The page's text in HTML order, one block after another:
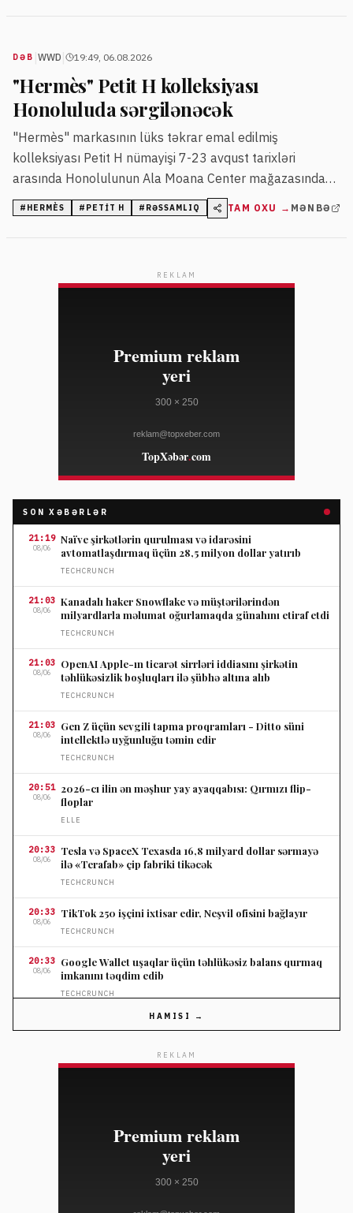
DƏB WWD 19:49, 06.08.2026
"Hermès" Petit H kolleksiyası
Honoluluda sərgilənəcək
"Hermès" markasının lüks təkrar emal edilmiş
kolleksiyası Petit H nümayişi 7-23 avqust tarixləri
arasında Honolulunun Ala Moana Center mağazasında
keçiriləcək. Sərgi yerli sənətkar Marques Hanalei Marzan
ilə əməkdaşlıqda təşkil olunur.
# HERMÈS # PETIT H # RƏSSAMLIQ TAM OXU → MƏNBƏ
REKLAM
SON XƏBƏRLƏR
21:19
08/06
Naïve şirkətlərin qurulması və idarəsini
avtomatlaşdırmaq üçün 28,5 milyon dollar yatırıb
TECHCRUNCH
21:03
08/06
Kanadalı haker Snowflake və müştərilərindən
milyardlarla məlumat oğurlamaqda günahını etiraf etdi
TECHCRUNCH
21:03
08/06
OpenAI Apple-ın ticarət sirrləri iddiasını şirkətin
təhlükəsizlik boşluqları ilə şübhə altına alıb
TECHCRUNCH
21:03
08/06
Gen Z üçün sevgili tapma proqramları - Ditto süni
intellektlə uyğunluğu təmin edir
TECHCRUNCH
20:51
08/06
2026-cı ilin ən məşhur yay ayaqqabısı: Qırmızı flip-
floplar
ELLE
20:33
08/06
Tesla və SpaceX Texasda 16,8 milyard dollar sərmayə
ilə «Terafab» çip fabriki tikəcək
TECHCRUNCH
20:33
08/06
TikTok 250 işçini ixtisar edir, Neşvil ofisini bağlayır
TECHCRUNCH
20:33
08/06
Google Wallet uşaqlar üçün təhlükəsiz balans qurmaq
imkanını təqdim edib
TECHCRUNCH
08/06
Tate McRae Versace və müasir ayaqqabılarla Variety
HAMISI →
REKLAM